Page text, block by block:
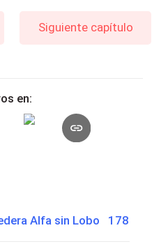
Siguiente capítulo
en:
Alfa sin Lobo 178